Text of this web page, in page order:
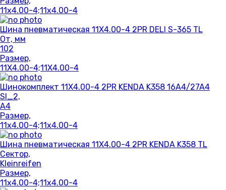
11x4.00-4;11x4.00-4
Шина пневматическая 11X4.00-4 2PR DELI S-365 TL
От, мм
102
Размер,
11X4.00-4;11X4.00-4
Шинокомплект 11X4.00-4 2PR KENDA K358 16A4/27A4
SI_2,
A4
Размер,
11x4.00-4;11x4.00-4
Шина пневматическая 11X4.00-4 2PR KENDA K358 TL
Сектор,
Kleinreifen
Размер,
11x4.00-4;11x4.00-4